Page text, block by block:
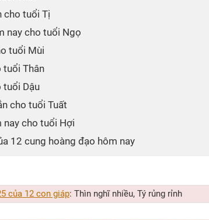
cho tuổi Tị
nay cho tuổi Ngọ
tuổi Mùi
tuổi Thân
tuổi Dậu
cho tuổi Tuất
nay cho tuổi Hợi
12 cung hoàng đạo hôm nay
của 12 con giáp: Thìn nghĩ nhiều, Tý rủng rỉnh